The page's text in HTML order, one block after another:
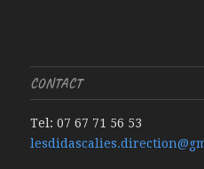
CONTACT
Tel: 07 67 71 56 53